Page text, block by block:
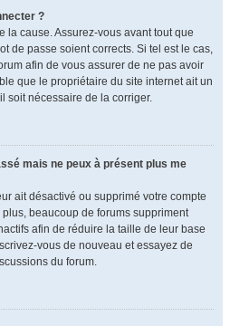
?
la cause. Assurez-vous avant tout que
de passe soient corrects. Si tel est le cas,
afin de vous assurer de ne pas avoir
que le propriétaire du site internet ait un
soit nécessaire de la corriger.
mais ne peux à présent plus me
ait désactivé ou supprimé votre compte
beaucoup de forums suppriment
afin de réduire la taille de leur base
vous de nouveau et essayez de
du forum.